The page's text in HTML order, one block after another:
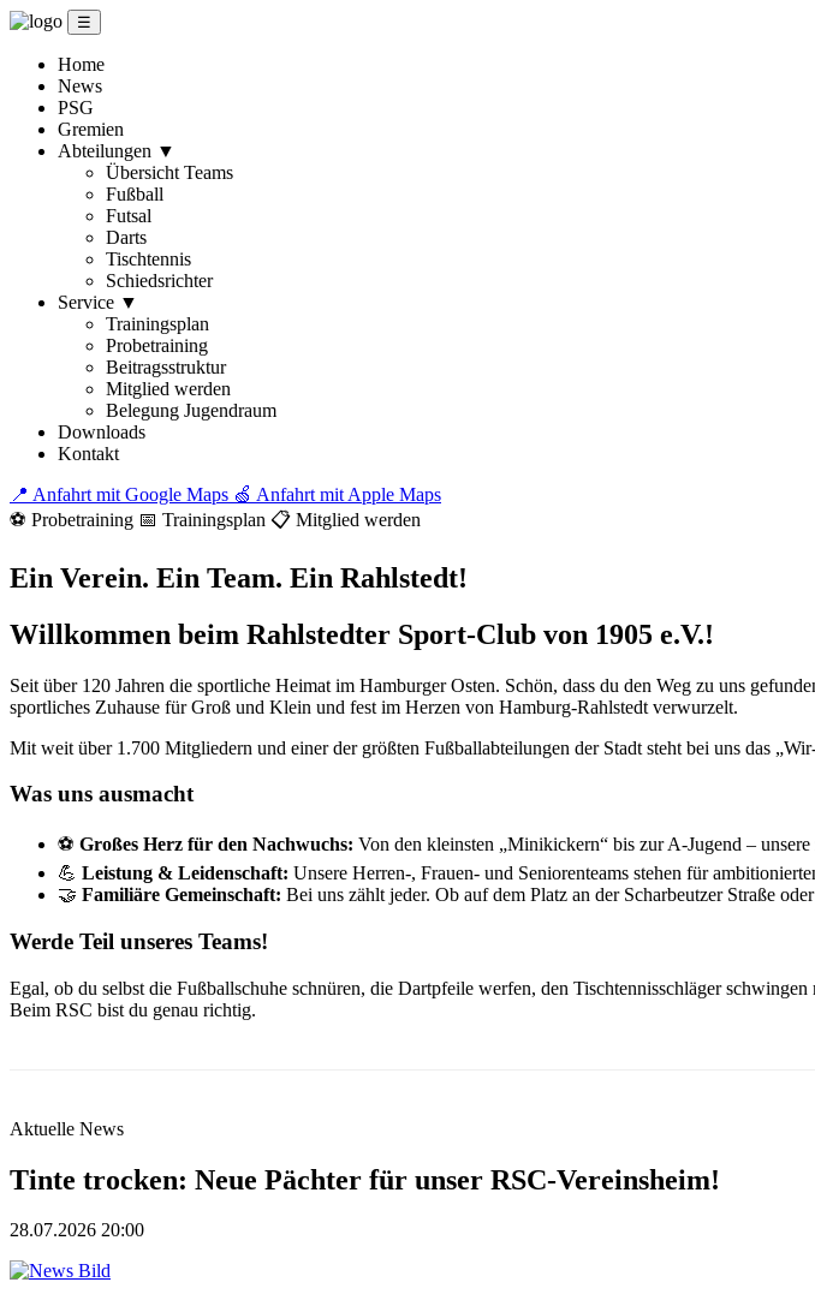
☰
Home
News
PSG
Gremien
Abteilungen ▼
Übersicht Teams
Fußball
Futsal
Darts
Tischtennis
Schiedsrichter
Service ▼
Trainingsplan
Probetraining
Beitragsstruktur
Mitglied werden
Belegung Jugendraum
Downloads
Kontakt
📍 Anfahrt mit Google Maps 🍏 Anfahrt mit Apple Maps
⚽ Probetraining 📅 Trainingsplan 📋 Mitglied werden
Ein Verein. Ein Team. Ein Rahlstedt!
Willkommen beim Rahlstedter Sport-Club von 1905 e.V.!
Seit über 120 Jahren die sportliche Heimat im Hamburger Osten. Schön, dass du den Weg zu uns
sportliches Zuhause für Groß und Klein und fest im Herzen von Hamburg-Rahlstedt verwurzelt.
Mit weit über 1.700 Mitgliedern und einer der größten Fußballabteilungen der Stadt steht bei uns das
Was uns ausmacht
⚽ Großes Herz für den Nachwuchs: Von den kleinsten „Minikickern“ bis zur A-Jugend –
💪 Leistung & Leidenschaft: Unsere Herren-, Frauen- und Seniorenteams stehen für
🤝 Familiäre Gemeinschaft: Bei uns zählt jeder. Ob auf dem Platz an der Scharbeutzer Straße
Werde Teil unseres Teams!
Egal, ob du selbst die Fußballschuhe schnüren, die Dartpfeile werfen, den Tischtennisschläger
Beim RSC bist du genau richtig.
Aktuelle News
Tinte trocken: Neue Pächter für unser RSC-Vereinsheim!
28.07.2026 20:00